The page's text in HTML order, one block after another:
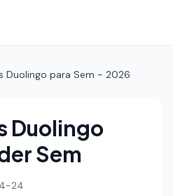
Duolingo para Sem - 2026
Duolingo
Sem
24